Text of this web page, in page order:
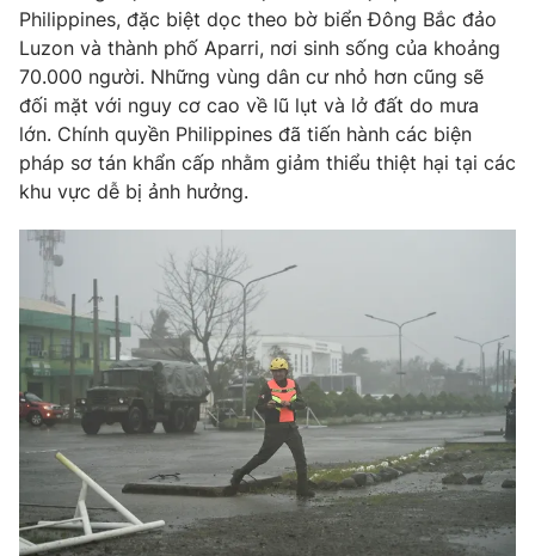
VTV Money VTV Thể thao
VTV Sức khoẻ Bất động sản
Thị trường 24h Tấm lòng Việt
VTV4
VTV9
Liên hệ tòa soạn English
THỜI BÁO VTV
Philippines, đặc biệt dọc theo bờ biển Đông Bắc đảo
Luzon và thành phố Aparri, nơi sinh sống của khoảng
70.000 người. Những vùng dân cư nhỏ hơn cũng sẽ
đối mặt với nguy cơ cao về lũ lụt và lở đất do mưa
lớn. Chính quyền Philippines đã tiến hành các biện
pháp sơ tán khẩn cấp nhằm giảm thiểu thiệt hại tại các
khu vực dễ bị ảnh hưởng.